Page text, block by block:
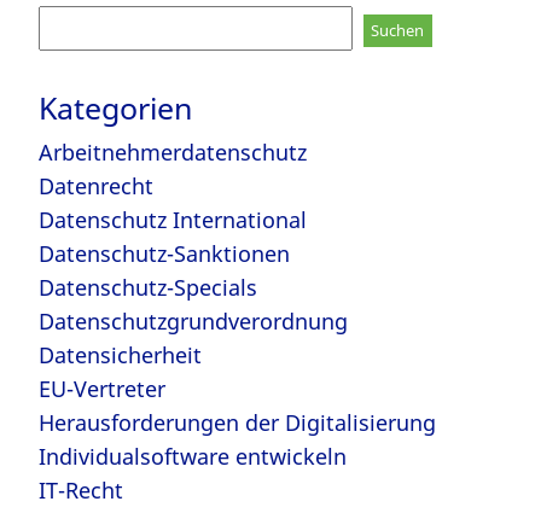
nach:
Kategorien
Arbeitnehmerdatenschutz
Datenrecht
Datenschutz International
Datenschutz-Sanktionen
Datenschutz-Specials
Datenschutzgrundverordnung
Datensicherheit
EU-Vertreter
Herausforderungen der Digitalisierung
Individualsoftware entwickeln
IT-Recht